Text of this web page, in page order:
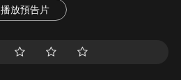
播放預告片